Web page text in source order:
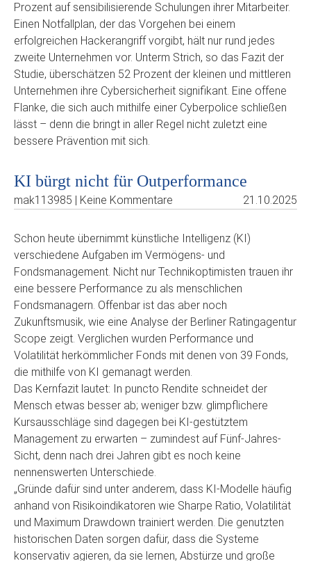
Prozent auf sensibilisierende Schulungen ihrer Mitarbeiter.
Einen Notfallplan, der das Vorgehen bei einem
erfolgreichen Hackerangriff vorgibt, hält nur rund jedes
zweite Unternehmen vor. Unterm Strich, so das Fazit der
Studie, überschätzen 52 Prozent der kleinen und mittleren
Unternehmen ihre Cybersicherheit signifikant. Eine offene
Flanke, die sich auch mithilfe einer Cyberpolice schließen
lässt – denn die bringt in aller Regel nicht zuletzt eine
bessere Prävention mit sich.
KI bürgt nicht für Outperformance
mak113985 | Keine Kommentare 21.10.2025
Schon heute übernimmt künstliche Intelligenz (KI)
verschiedene Aufgaben im Vermögens- und
Fondsmanagement. Nicht nur Technikoptimisten trauen ihr
eine bessere Performance zu als menschlichen
Fondsmanagern. Offenbar ist das aber noch
Zukunftsmusik, wie eine Analyse der Berliner Ratingagentur
Scope zeigt. Verglichen wurden Performance und
Volatilität herkömmlicher Fonds mit denen von 39 Fonds,
die mithilfe von KI gemanagt werden.
Das Kernfazit lautet: In puncto Rendite schneidet der
Mensch etwas besser ab; weniger bzw. glimpflichere
Kursausschläge sind dagegen bei KI-gestütztem
Management zu erwarten – zumindest auf Fünf-Jahres-
Sicht, denn nach drei Jahren gibt es noch keine
nennenswerten Unterschiede.
„Gründe dafür sind unter anderem, dass KI-Modelle häufig
anhand von Risikoindikatoren wie Sharpe Ratio, Volatilität
und Maximum Drawdown trainiert werden. Die genutzten
historischen Daten sorgen dafür, dass die Systeme
konservativ agieren, da sie lernen, Abstürze und große